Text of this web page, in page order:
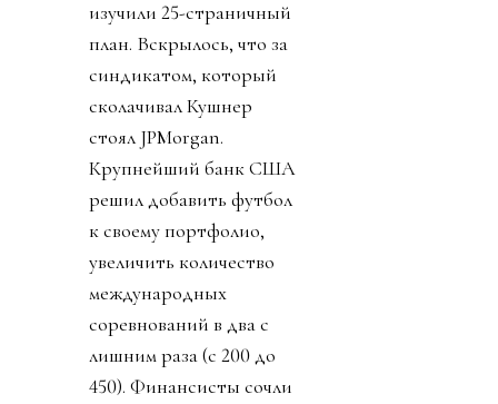
изучили 25-страничный
план. Вскрылось, что за
синдикатом, который
сколачивал Кушнер
стоял JPMorgan.
Крупнейший банк США
решил добавить футбол
к своему портфолио,
увеличить количество
международных
соревнований в два с
лишним раза (с 200 до
450). Финансисты сочли